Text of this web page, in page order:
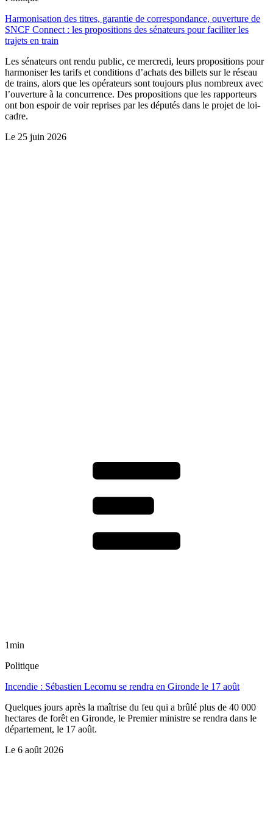
Harmonisation des titres, garantie de correspondance, ouverture de
SNCF Connect : les propositions des sénateurs pour faciliter les
trajets en train
Les sénateurs ont rendu public, ce mercredi, leurs propositions pour
harmoniser les tarifs et conditions d’achats des billets sur le réseau
de trains, alors que les opérateurs sont toujours plus nombreux avec
l’ouverture à la concurrence. Des propositions que les rapporteurs
ont bon espoir de voir reprises par les députés dans le projet de loi-
cadre.
Le 25 juin 2026
1min
Politique
Incendie : Sébastien Lecornu se rendra en Gironde le 17 août
Quelques jours après la maîtrise du feu qui a brûlé plus de 40 000
hectares de forêt en Gironde, le Premier ministre se rendra dans le
département, le 17 août.
Le 6 août 2026